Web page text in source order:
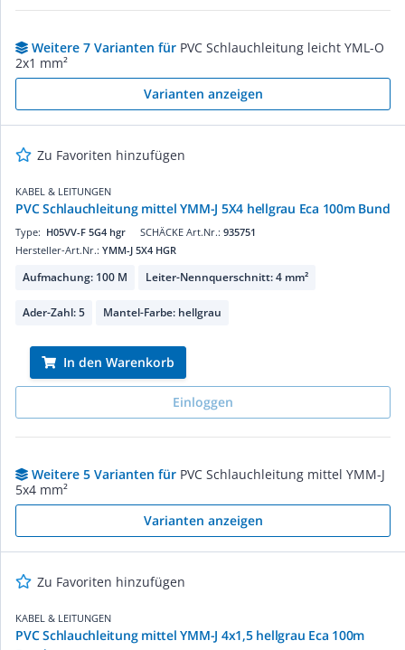
Weitere 7 Varianten für PVC Schlauchleitung leicht YML-O
2x1 mm²
Varianten anzeigen
Zu Favoriten hinzufügen
KABEL & LEITUNGEN
PVC Schlauchleitung mittel YMM-J 5X4 hellgrau Eca 100m Bund
SCHÄCKE Art.Nr.: 935751
Type: H05VV-F 5G4 hgr
Hersteller-Art.Nr.: YMM-J 5X4 HGR
Aufmachung: 100 M Leiter-Nennquerschnitt: 4 mm²
Ader-Zahl: 5 Mantel-Farbe: hellgrau
In den Warenkorb
Einloggen
Weitere 5 Varianten für PVC Schlauchleitung mittel YMM-J
5x4 mm²
Varianten anzeigen
Zu Favoriten hinzufügen
KABEL & LEITUNGEN
PVC Schlauchleitung mittel YMM-J 4x1,5 hellgrau Eca 100m